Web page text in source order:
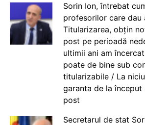
Sorin Ion, întrebat
profesorilor care dau
Titularizarea, obțin
post pe perioadă
ultimii ani am
poate de bine sub
titularizabile / La
garanta de la început
post
Secretarul de stat